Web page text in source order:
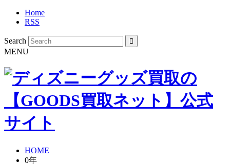
Home
RSS
Search
MENU
HOME
0年